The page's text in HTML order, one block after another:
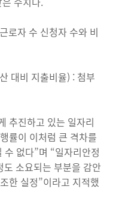
로자 수 신청자 수와 비
대비 지출비율) : 첨부
추진하고 있는 일자리
률이 이처럼 큰 격차를
없다”며 “일자리안정
소요되는 부분을 감안
한 실정”이라고 지적했